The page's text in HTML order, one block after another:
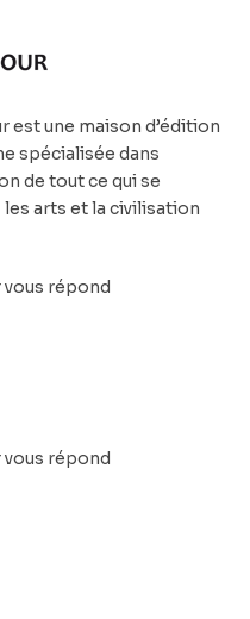
est une maison d’édition
spécialisée dans
de tout ce qui se
arts et la civilisation
répond
répond